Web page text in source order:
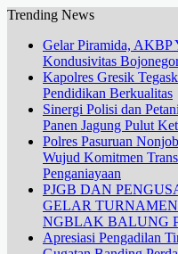
Trending News
Gelar Piramida, AKBP
Kondusivitas
Kapolres Gresik
Pendidikan Berkualitas
Sinergi Polisi dan
Panen Jagung Pulut
Polres Pasuruan
Wujud Komitmen
Penganiayaan
PJGB DAN
GELAR
NGBLAK BALUNG
Apresiasi Pengadilan